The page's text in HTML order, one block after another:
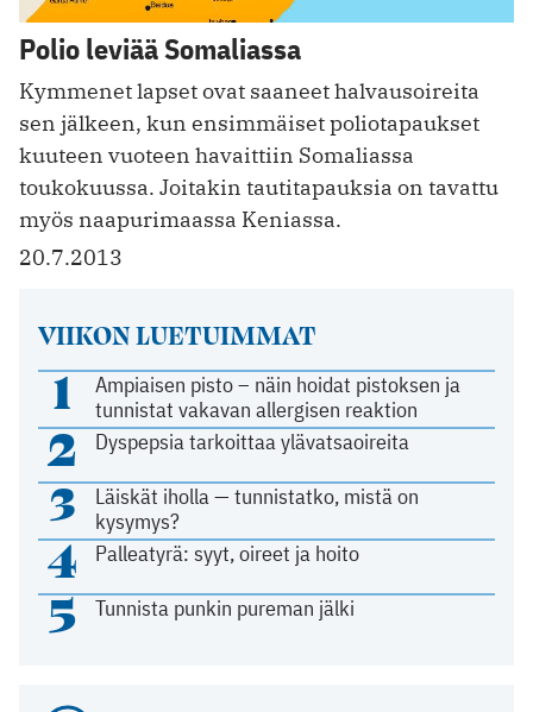
Polio leviää Somaliassa
Kymmenet lapset ovat saaneet halvausoireita
sen jälkeen, kun ensimmäiset poliotapaukset
kuuteen vuoteen havaittiin Somaliassa
toukokuussa. Joitakin tautitapauksia on tavattu
myös naapurimaassa Keniassa.
20.7.2013
VIIKON LUETUIMMAT
1
Ampiaisen pisto – näin hoidat pistoksen ja
tunnistat vakavan allergisen reaktion
2 Dyspepsia tarkoittaa ylävatsaoireita
3
Läiskät iholla — tunnistatko, mistä on
kysymys?
4 Palleatyrä: syyt, oireet ja hoito
5 Tunnista punkin pureman jälki